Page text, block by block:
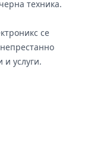
техника.
се
и услуги.